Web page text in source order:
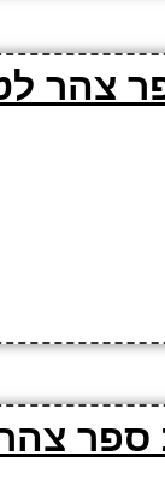
צהר
ספר